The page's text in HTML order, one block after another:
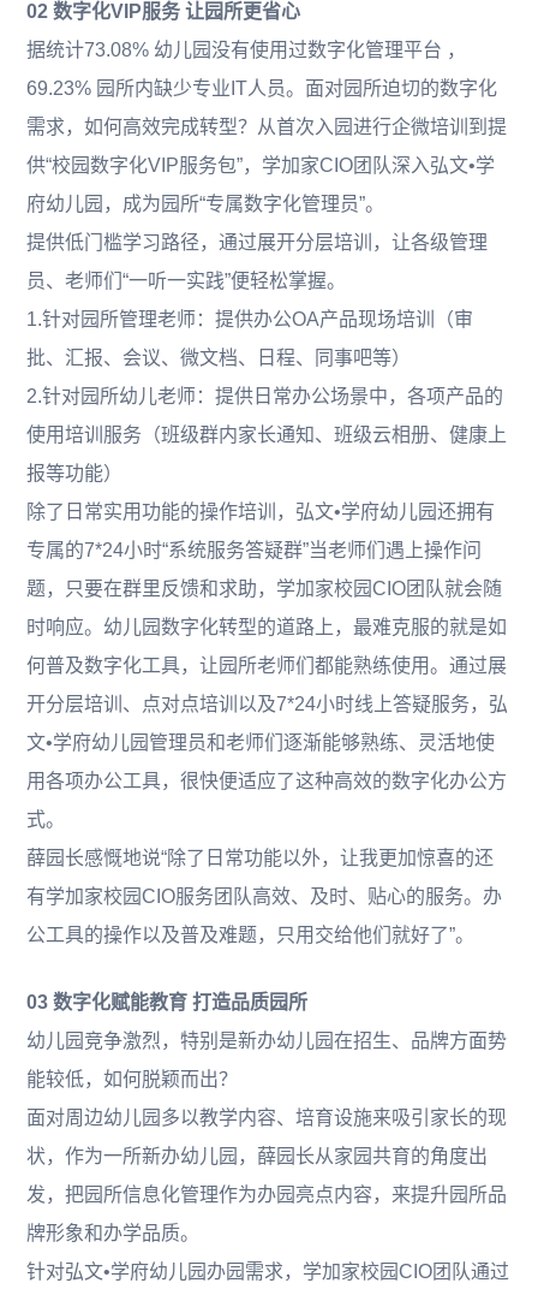
02 数字化VIP服务 让园所更省心
据统计73.08% 幼儿园没有使用过数字化管理平台 ，
69.23% 园所内缺少专业IT人员。面对园所迫切的数字化
需求，如何高效完成转型？从首次入园进行企微培训到提
供“校园数字化VIP服务包”，学加家CIO团队深入弘文•学
府幼儿园，成为园所“专属数字化管理员”。
提供低门槛学习路径，通过展开分层培训，让各级管理
员、老师们“一听一实践”便轻松掌握。
1.针对园所管理老师：提供办公OA产品现场培训（审
批、汇报、会议、微文档、日程、同事吧等）
2.针对园所幼儿老师：提供日常办公场景中，各项产品的
使用培训服务（班级群内家长通知、班级云相册、健康上
报等功能）
除了日常实用功能的操作培训，弘文•学府幼儿园还拥有
专属的7*24小时“系统服务答疑群”当老师们遇上操作问
题，只要在群里反馈和求助，学加家校园CIO团队就会随
时响应。幼儿园数字化转型的道路上，最难克服的就是如
何普及数字化工具，让园所老师们都能熟练使用。通过展
开分层培训、点对点培训以及7*24小时线上答疑服务，弘
文•学府幼儿园管理员和老师们逐渐能够熟练、灵活地使
用各项办公工具，很快便适应了这种高效的数字化办公方
式。
薛园长感慨地说“除了日常功能以外，让我更加惊喜的还
有学加家校园CIO服务团队高效、及时、贴心的服务。办
公工具的操作以及普及难题，只用交给他们就好了”。
03 数字化赋能教育 打造品质园所
幼儿园竞争激烈，特别是新办幼儿园在招生、品牌方面势
能较低，如何脱颖而出？
面对周边幼儿园多以教学内容、培育设施来吸引家长的现
状，作为一所新办幼儿园，薛园长从家园共育的角度出
发，把园所信息化管理作为办园亮点内容，来提升园所品
牌形象和办学品质。
针对弘文•学府幼儿园办园需求，学加家校园CIO团队通过